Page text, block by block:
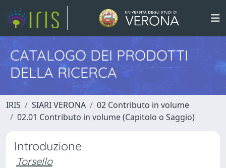
CATALOGO DEI PRODOTTI
DELLA RICERCA
IRIS SIARI VERONA
02 Contributo in volume
02.01 Contributo in volume (Capitolo o Saggio)
Introduzione
Torsello